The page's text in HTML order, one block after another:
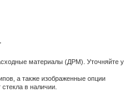
материалы (ДРМ). Уточняйте у
а также изображенные опции
в наличии.